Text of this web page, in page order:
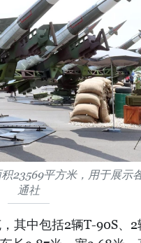
23569平方米，用于展示
通社
其中包括2辆T-90S、